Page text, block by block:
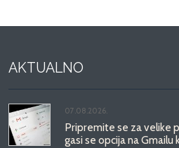
AKTUALNO
07.08.2026.
Pripremite se za velike
gasi se opcija na Gmailu